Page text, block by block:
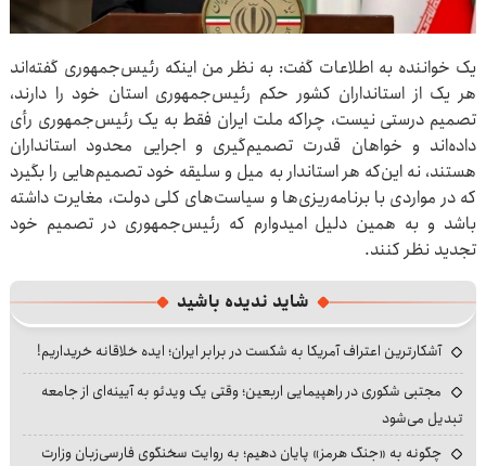
یک خواننده به اطلاعات گفت: به نظر من اینکه رئیس‌جمهوری گفته‌اند
هر یک از استانداران کشور حکم رئیس‌جمهوری استان خود را دارند،
تصمیم درستی نیست، چراکه ملت ایران فقط به یک رئیس‌جمهوری رأی
داده‌اند و خواهان قدرت تصمیم‌گیری و اجرایی محدود استانداران
هستند، نه این‌که هر استاندار به میل و سلیقه خود تصمیم‌هایی را بگیرد
که در مواردی با برنامه‌ریزی‌ها و سیاست‌های کلی دولت، مغایرت داشته
باشد و به همین دلیل امیدوارم که رئیس‌جمهوری در تصمیم خود
تجدید نظر کنند.
شاید ندیده باشید
آشکارترین اعتراف آمریکا به شکست در برابر ایران؛ ایده خلاقانه خریداریم!
مجتبی شکوری در راهپیمایی اربعین؛ وقتی یک ویدئو به آیینه‌ای از جامعه
تبدیل می‌شود
چگونه به «جنگ هرمز» پایان دهیم؛ به روایت سخنگوی فارسی‌زبان وزارت